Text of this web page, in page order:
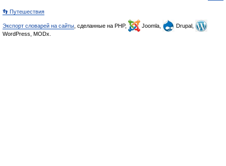
👣 Путешествия
Экспорт словарей на сайты , сделанные на PHP, Joomla,
Drupal,
WordPress, MODx.